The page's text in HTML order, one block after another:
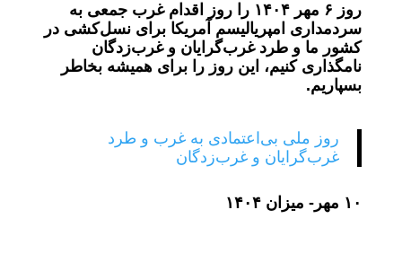
روز
روز اقدام غرب جمعی به
سردمداری امپریالیسم آمریکا برای نسل‌کشی در
کشور ما و طردغرب‌گرایان و غرب‌زدگان
نامگذاری کنیم، این روز را برای همیشه بخاطر
بسپاریم.
روز ملی بی‌اعتمادی به غرب و طرد
غرب‌گرایان و غرب‌زدگان
١٠ مهر- میزان ١۴٠۴